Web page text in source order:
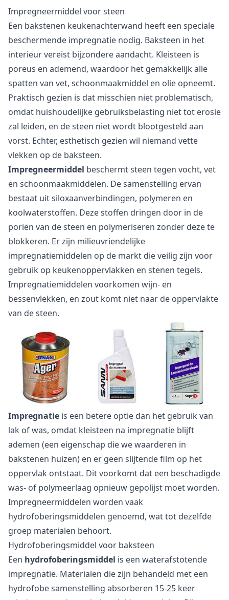
Impregneermiddel voor steen
Een bakstenen keukenachterwand heeft een speciale
beschermende impregnatie nodig. Baksteen in het
interieur vereist bijzondere aandacht. Kleisteen is
poreus en ademend, waardoor het gemakkelijk alle
spatten van vet, schoonmaakmiddel en olie opneemt.
Praktisch gezien is dat misschien niet problematisch,
omdat huishoudelijke gebruiksbelasting niet tot erosie
zal leiden, en de steen niet wordt blootgesteld aan
vorst. Echter, esthetisch gezien wil niemand vette
vlekken op de baksteen.
Impregneermiddel beschermt steen tegen vocht, vet
en schoonmaakmiddelen. De samenstelling ervan
bestaat uit siloxaanverbindingen, polymeren en
koolwaterstoffen. Deze stoffen dringen door in de
poriën van de steen en polymeriseren zonder deze te
blokkeren. Er zijn milieuvriendelijke
impregnatiemiddelen op de markt die veilig zijn voor
gebruik op keukenoppervlakken en stenen tegels.
Impregnatiemiddelen voorkomen wijn- en
bessenvlekken, en zout komt niet naar de oppervlakte
van de steen.
Impregnatie is een betere optie dan het gebruik van
lak of was, omdat kleisteen na impregnatie blijft
ademen (een eigenschap die we waarderen in
bakstenen huizen) en er geen slijtende film op het
oppervlak ontstaat. Dit voorkomt dat een beschadigde
was- of polymeerlaag opnieuw gepolijst moet worden.
Impregneermiddelen worden vaak
hydrofoberingsmiddelen genoemd, wat tot dezelfde
groep materialen behoort.
Hydrofoberingsmiddel voor baksteen
Een hydrofoberingsmiddel is een waterafstotende
impregnatie. Materialen die zijn behandeld met een
hydrofobe samenstelling absorberen 15-25 keer